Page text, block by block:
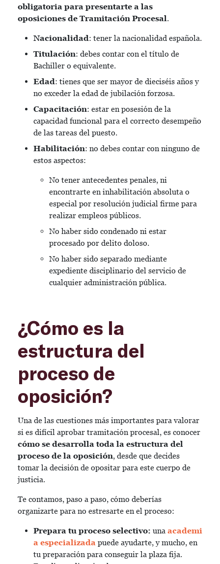
obligatoria para presentarte a las
oposiciones de Tramitación Procesal.
Nacionalidad: tener la nacionalidad española.
Titulación: debes contar con el título de
Bachiller o equivalente.
Edad: tienes que ser mayor de dieciséis años y
no exceder la edad de jubilación forzosa.
Capacitación: estar en posesión de la
capacidad funcional para el correcto desempeño
de las tareas del puesto.
Habilitación: no debes contar con ninguno de
estos aspectos:
No tener antecedentes penales, ni
encontrarte en inhabilitación absoluta o
especial por resolución judicial firme para
realizar empleos públicos.
No haber sido condenado ni estar
procesado por delito doloso.
No haber sido separado mediante
expediente disciplinario del servicio de
cualquier administración pública.
¿Cómo es la
estructura del
proceso de
oposición?
Una de las cuestiones más importantes para valorar
si es difícil aprobar tramitación procesal, es conocer
cómo se desarrolla toda la estructura del
proceso de la oposición, desde que decides
tomar la decisión de opositar para este cuerpo de
justicia.
Te contamos, paso a paso, cómo deberías
organizarte para no estresarte en el proceso:
Prepara tu proceso selectivo: una academi
a especializada puede ayudarte, y mucho, en
tu preparación para conseguir la plaza fija.